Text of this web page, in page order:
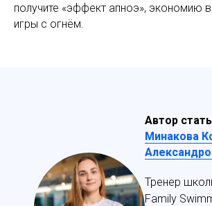
получите «эффект апноэ», экономию
игры с огнём.
Автор
Минакова
Тренер
Family